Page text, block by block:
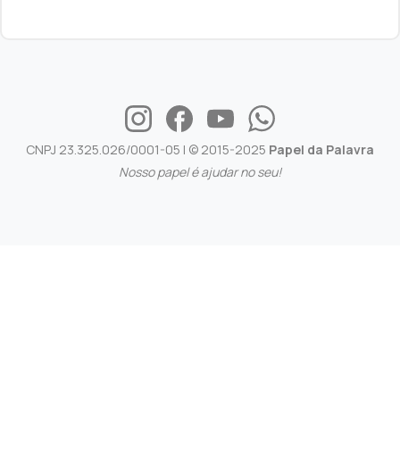
CNPJ 23.325.026/0001-05 | © 2015-2025 Papel da Palavra
Nosso papel é ajudar no seu!